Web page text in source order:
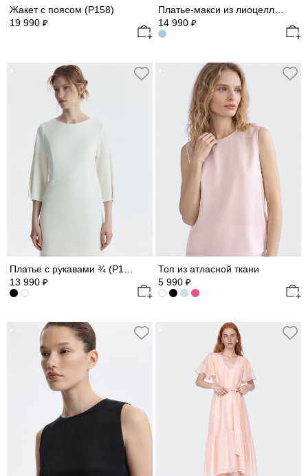
Жакет с поясом (Р158)
19 990 ₽
14 990 ₽
Платье с рукавами ¾ (Р158)
13 990 ₽
Топ из атласной ткани
5 990 ₽